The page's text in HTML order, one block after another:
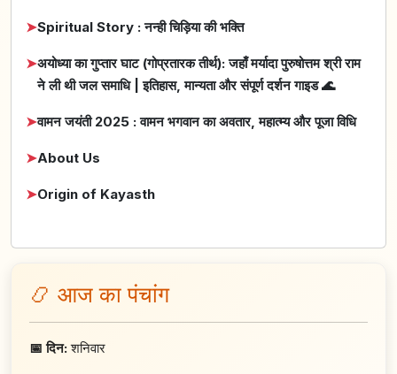
➤Spiritual Story : नन्ही चिड़िया की भक्ति
➤अयोध्या का गुप्तार घाट (गोप्रतारक तीर्थ): जहाँ मर्यादा पुरुषोत्तम श्री राम
ने ली थी जल समाधि | इतिहास, मान्यता और संपूर्ण दर्शन गाइड 🌊
➤वामन जयंती 2025 : वामन भगवान का अवतार, महात्म्य और पूजा विधि
➤About Us
➤Origin of Kayasth
📿 आज का पंचांग
📅 दिन:शनिवार